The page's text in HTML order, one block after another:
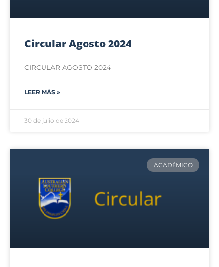
Circular Agosto 2024
CIRCULAR AGOSTO 2024
LEER MÁS »
30 de julio de 2024
ACADÉMICO